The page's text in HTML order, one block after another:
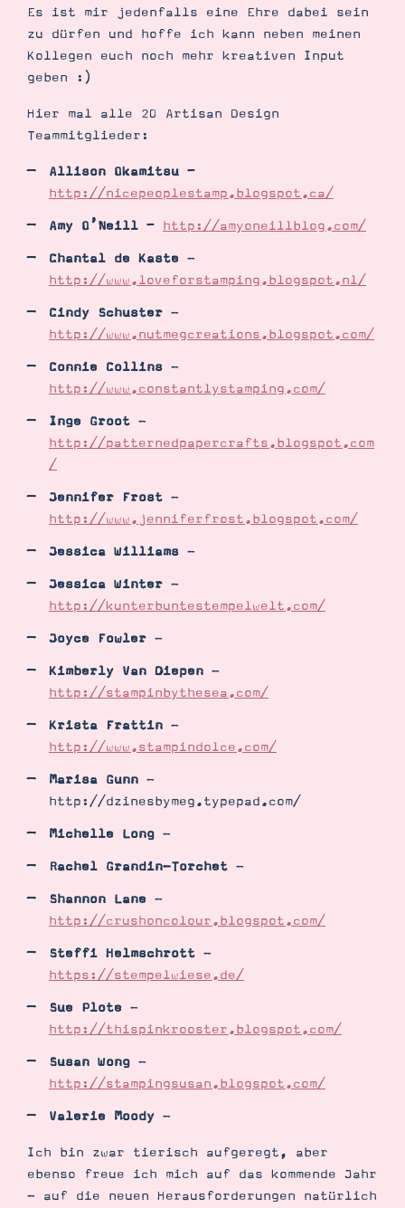
Es ist mir jedenfalls eine Ehre dabei sein
zu dürfen und hoffe ich kann neben meinen
Kollegen euch noch mehr kreativen Input
geben :)
Hier mal alle 20 Artisan Design
Teammitglieder:
Allison Okamitsu –
http://nicepeoplestamp.blogspot.ca/
Amy O’Neill – http://amyoneillblog.com/
Chantal de Kaste -
http://www.loveforstamping.blogspot.nl/
Cindy Schuster -
http://www.nutmegcreations.blogspot.com/
Connie Collins -
http://www.constantlystamping.com/
Inge Groot -
http://patternedpapercrafts.blogspot.com
/
Jennifer Frost -
http://www.jenniferfrost.blogspot.com/
Jessica Williams -
Jessica Winter -
http://kunterbuntestempelwelt.com/
Joyce Fowler -
Kimberly Van Diepen -
http://stampinbythesea.com/
Krista Frattin -
http://www.stampindolce.com/
Marisa Gunn -
http://dzinesbymeg.typepad.com/
Michelle Long -
Rachel Grandin-Torchet -
Shannon Lane -
http://crushoncolour.blogspot.com/
Steffi Helmschrott -
https://stempelwiese.de/
Sue Plote -
http://thispinkrooster.blogspot.com/
Susan Wong -
http://stampingsusan.blogspot.com/
Valerie Moody -
Ich bin zwar tierisch aufgeregt, aber
ebenso freue ich mich auf das kommende Jahr
- auf die neuen Herausforderungen natürlich